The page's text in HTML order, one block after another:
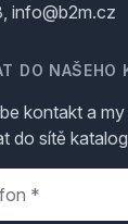
info@b2m.cz
DO NAŠEHO
kontakt a
do sítě